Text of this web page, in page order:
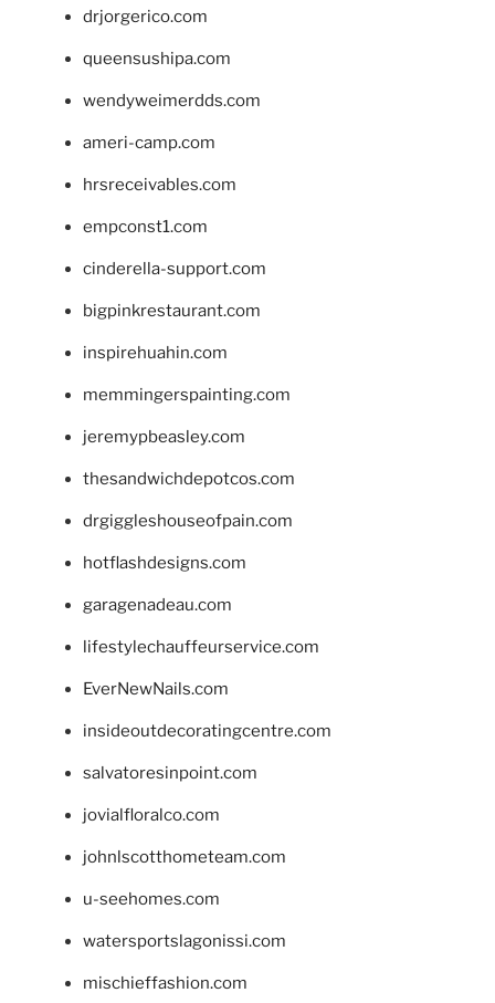
drjorgerico.com
queensushipa.com
wendyweimerdds.com
ameri-camp.com
hrsreceivables.com
empconst1.com
cinderella-support.com
bigpinkrestaurant.com
inspirehuahin.com
memmingerspainting.com
jeremypbeasley.com
thesandwichdepotcos.com
drgiggleshouseofpain.com
hotflashdesigns.com
garagenadeau.com
lifestylechauffeurservice.com
EverNewNails.com
insideoutdecoratingcentre.com
salvatoresinpoint.com
jovialfloralco.com
johnlscotthometeam.com
u-seehomes.com
watersportslagonissi.com
mischieffashion.com